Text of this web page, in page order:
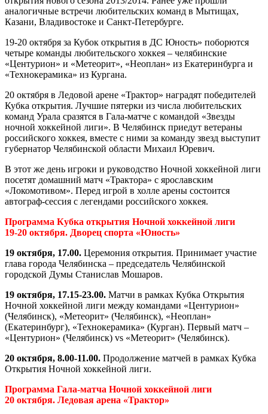
аналогичные встречи любительских команд в Мытищах,
Казани, Владивостоке и Санкт-Петербурге.
19-20 октября за Кубок открытия в ДС Юность» поборются
четыре команды любительского хоккея – челябинские
«Центурион» и «Метеорит», «Неоплан» из Екатеринбурга и
«Технокерамика» из Кургана.
20 октября в Ледовой арене «Трактор» наградят победителей
Кубка открытия. Лучшие пятерки из числа любительских
команд Урала сразятся в Гала-матче с командой «Звезды
ночной хоккейной лиги». В Челябинск приедут ветераны
российского хоккея, вместе с ними за команду звезд выступит
губернатор Челябинской области Михаил Юревич.
В этот же день игроки и руководство Ночной хоккейной лиги
посетят домашний матч «Трактора» с ярославским
«Локомотивом». Перед игрой в холле арены состоится
автограф-сессия с легендами российского хоккея.
Программа Кубка открытия Ночной хоккейной лиги
19-20 октября. Дворец спорта «Юность»
19 октября, 17.00. Церемония открытия. Принимает участие
глава города Челябинска – председатель Челябинской
городской Думы Станислав Мошаров.
19 октября, 17.15-23.00. Матчи в рамках Кубка Открытия
Ночной хоккейной лиги между командами «Центурион»
(Челябинск), «Метеорит» (Челябинск), «Неоплан»
(Екатеринбург), «Технокерамика» (Курган). Первый матч –
«Центурион» (Челябинск) vs «Метеорит» (Челябинск).
20 октября, 8.00-11.00. Продолжение матчей в рамках Кубка
Открытия Ночной хоккейной лиги.
Программа Гала-матча Ночной хоккейной лиги
20 октября. Ледовая арена «Трактор»